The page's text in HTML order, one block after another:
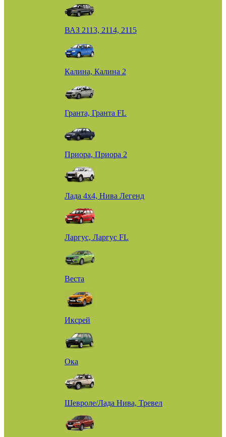
ВАЗ 2113, 2114, 2115
Калина, Калина 2
Гранта, Гранта FL
Приора, Приора 2
Лада 4х4, Нива Легенд
Ларгус, Ларгус FL
Веста
Иксрей
Ока
Шевроле/Лада Нива, Тревел